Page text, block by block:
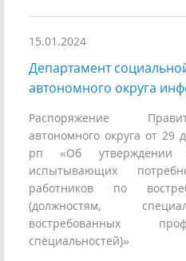
15.01.2024
Департамент
автономного округа
Распоряжение
автономного округа от 29
рп «Об утверждении
испытывающих
работников по
(должностям,
востребованных
специальностей)»